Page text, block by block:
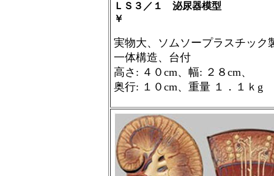
ＬＳ３／１ 泌尿器模型
￥
実物大、ソムソープラスチック
一体構造、台付
高さ : ４０ cm、幅: ２８ cm、
奥行: １０ cm、重量 １．１ｋ g